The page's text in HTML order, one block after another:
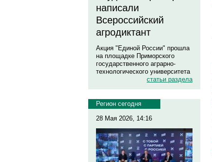
написали
Всероссийский
агродиктант
Акция "Единой России" прошла
на площадке Приморского
государственного аграрно-
технологического университета
статьи раздела
Регион сегодня
28 Мая 2026, 14:16